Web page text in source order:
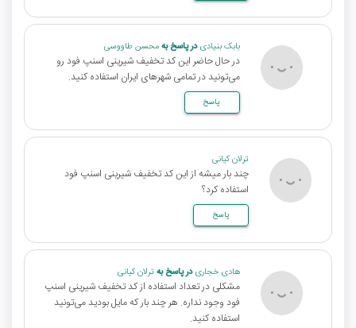
بابک بنیادیدر پاسخ بهمحسن طاووسی
در حال حاضر این کد تخفیف شیرینی اسنپ فود رو
می‌تونید در تمامی شهرهای ایران استفاده کنید.
پاسخ
ترلان کیانی
چند بار میشه از این کد تخفیف شیرینی اسنپ فود
استفاده کرد؟
پاسخ
هادی خجاریدر پاسخ به ترلان کیانی
مشکلی در تعداد استفاده از کد تخفیف شیرینی اسنپ
فود وجود نداره. هر چند بار که مایل بودید می‌تونید
استفاده کنید.